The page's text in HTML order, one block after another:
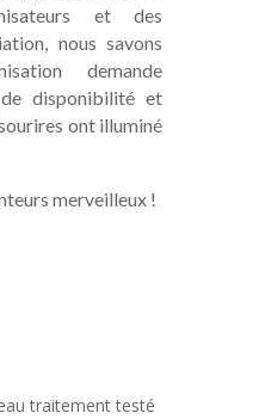
et des
nous savons
demande
de disponibilité et
ont illuminé
merveilleux !
traitement testé